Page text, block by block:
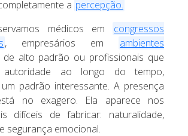
a percepção.
médicos em
congressos
, empresários em
ambientes
de alto padrão ou profissionais que
autoridade ao longo do tempo,
padrão interessante. A presença
no exagero. Ela aparece nos
difíceis de fabricar: naturalidade,
segurança emocional.